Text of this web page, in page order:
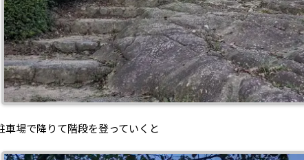
車場で降りて階段を登っていくと